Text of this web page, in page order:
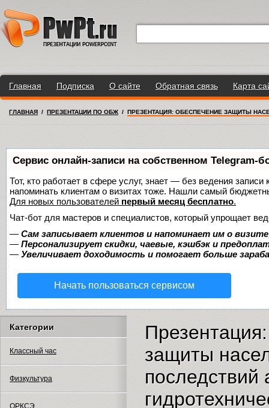
Главная Подписка О сайте Обратная связь Карта
ГЛАВНАЯ / ПРЕЗЕНТАЦИИ ПО ОБЖ / ПРЕЗЕНТАЦИЯ: ОБЕСПЕЧЕНИЕ ЗАЩИТЫ
Сервис онлайн-записи на собственном Telegram-
Тот, кто работает в сфере услуг, знает — без ведения
напоминать клиентам о визитах тоже. Нашли самый
Для новых пользователей первый месяц бесплатно.
Чат-бот для мастеров и специалистов, который упрощает
— Сам записывает клиентов и напоминает им о
— Персонализирует скидки, чаевые, кэшбэк и
— Увеличивает доходимость и помогает больше
Начать пользоваться сервисом
Категории
Классный час
Физкультура
ОРКСЭ
защиты
последствий